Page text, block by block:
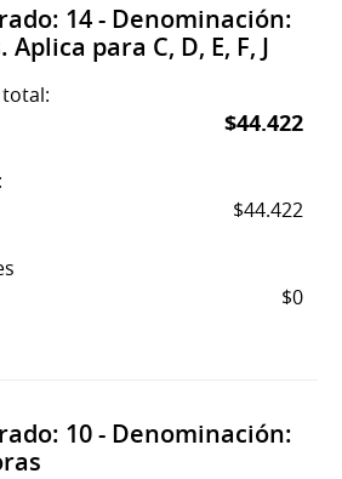
14 - Denominación:
para C, D, E, F, J
$44.422
$44.422
$0
10 - Denominación: